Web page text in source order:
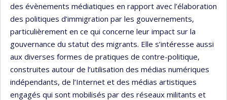
des évènements médiatiques en rapport avec l’élaboration
des politiques d’immigration par les gouvernements,
particulièrement en ce qui concerne leur impact sur la
gouvernance du statut des migrants. Elle s’intéresse aussi
aux diverses formes de pratiques de contre-politique,
construites autour de l’utilisation des médias numériques
indépendants, de l’Internet et des médias artistiques
engagés qui sont mobilisés par des réseaux militants et